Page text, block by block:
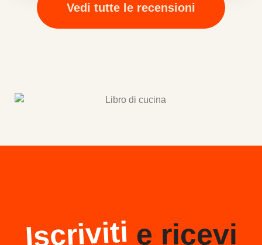
Vedi tutte le recensioni
Iscriviti e ricevi